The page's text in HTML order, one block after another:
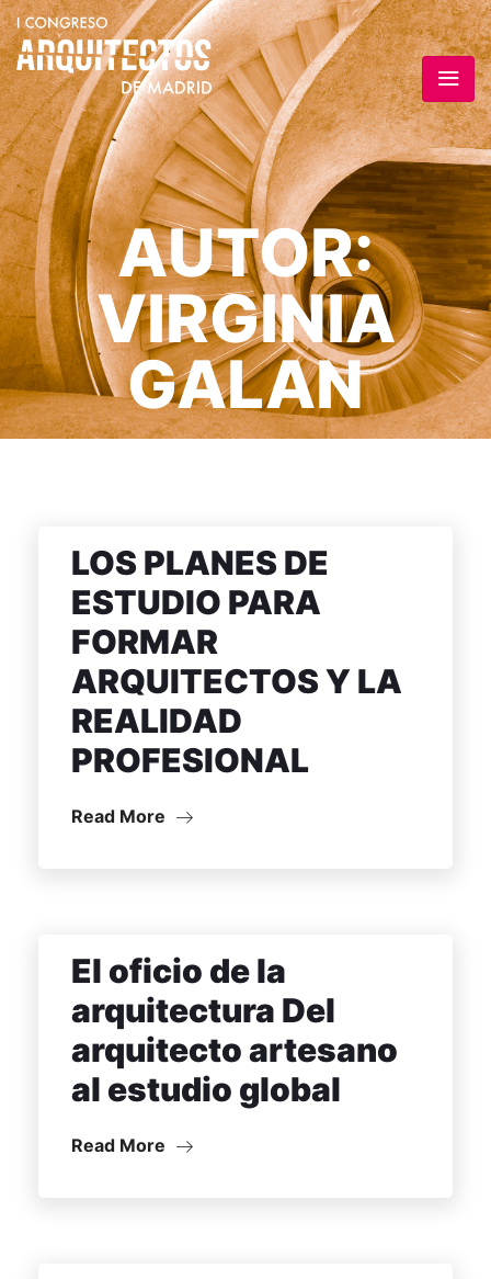
AUTOR:
VIRGINIA
GALAN
LOS PLANES DE
ESTUDIO PARA
FORMAR
ARQUITECTOS Y LA
REALIDAD
PROFESIONAL
Read More
El oficio de la
arquitectura Del
arquitecto artesano
al estudio global
Read More